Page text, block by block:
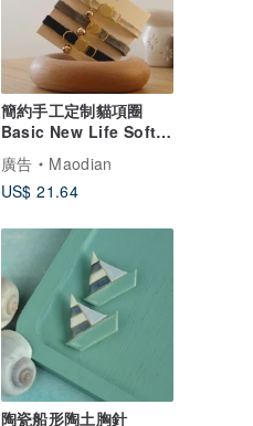
簡約手工定制貓項圈
Basic New Life Soft
Breakaway Cat Collar
廣告
Maodian
US$ 21.64
陶瓷船形陶土胸針